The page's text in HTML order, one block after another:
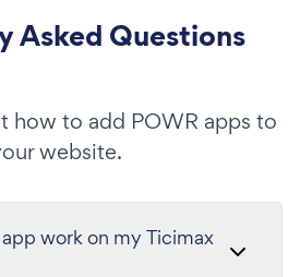
Asked Questions
how to add POWR apps to
website.
work on my Ticimax